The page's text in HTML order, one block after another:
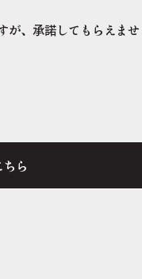
が、承諾してもらえませ
ら